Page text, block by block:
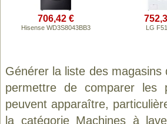
706,42 €
Hisense WD3S8043BB3 LG
Générer la liste des
permettre de comparer les
peuvent apparaître,
la catégorie Machines à